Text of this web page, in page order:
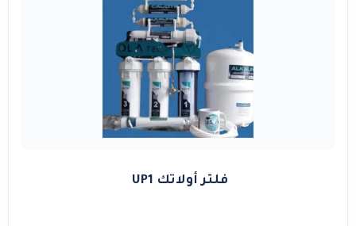
فلتر أولاتك UP1